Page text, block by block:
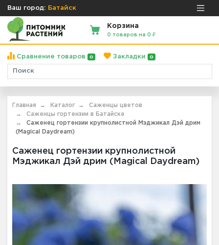
Ваш город: Батайск
Корзина
0 товаров на 0 ₽
Сравнение товаров 0 Закладки 0
Главная Каталог
Саженцы цветов
Саженцы гортензии в Батайске
Саженец гортензии крупнолистной Мэджикал Дэй дрим
(Magical Daydream)
Саженец гортензии крупнолистной
Мэджикал Дэй дрим (Magical Daydream)